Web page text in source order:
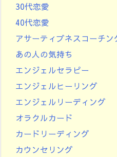
30代恋愛
40代恋愛
アサーティブネスコーチン
あの人の気持ち
エンジェルセラピー
エンジェルヒーリング
エンジェルリーディング
オラクルカード
カードリーディング
カウンセリング